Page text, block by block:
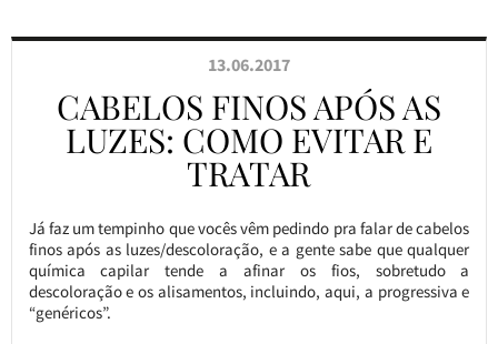
13.06.2017
CABELOS FINOS APÓS AS
LUZES: COMO EVITAR E
TRATAR
Já faz um tempinho que vocês vêm pedindo pra falar de cabelos
finos após as luzes/descoloração, e a gente sabe que qualquer
química capilar tende a afinar os fios, sobretudo a
descoloração e os alisamentos, incluindo, aqui, a progressiva e
“genéricos”.